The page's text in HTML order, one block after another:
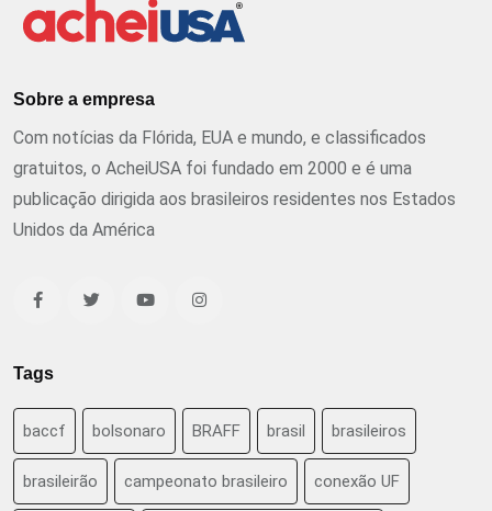
Sobre a empresa
Com notícias da Flórida, EUA e mundo, e classificados
gratuitos, o AcheiUSA foi fundado em 2000 e é uma
publicação dirigida aos brasileiros residentes nos Estados
Unidos da América
Tags
baccf bolsonaro BRAFF brasil brasileiros
brasileirão campeonato brasileiro conexão UF